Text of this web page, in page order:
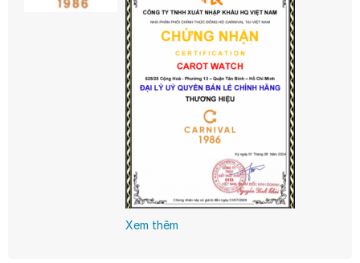
Mức giá tầm trung giúp Carnival trở
thành lựa chọn lý tưởng cho những ai
tìm kiếm sự đẳng cấp mà vẫn hợp túi
tiền.
cách của bạn!
Xem thêm